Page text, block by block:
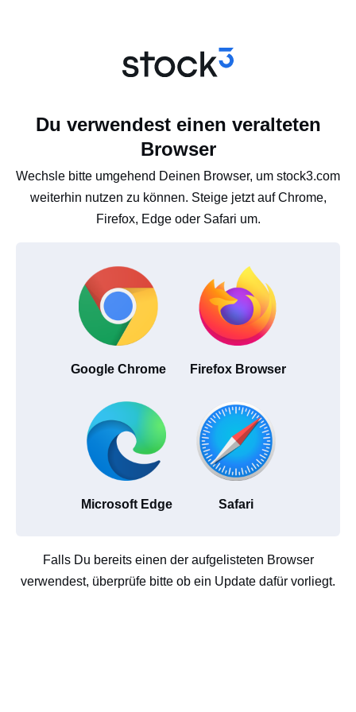
Du verwendest einen veralteten
Browser
Wechsle bitte umgehend Deinen Browser, um stock3.com
weiterhin nutzen zu können. Steige jetzt auf Chrome,
Firefox, Edge oder Safari um.
Google Chrome Firefox Browser
Microsoft Edge Safari
Falls Du bereits einen der aufgelisteten Browser
verwendest, überprüfe bitte ob ein Update dafür vorliegt.